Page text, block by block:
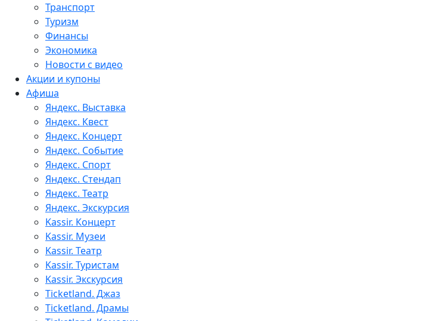
Транспорт
Туризм
Финансы
Экономика
Новости с видео
Акции и купоны
Афиша
Яндекс. Выставка
Яндекс. Квест
Яндекс. Концерт
Яндекс. Событие
Яндекс. Спорт
Яндекс. Стендап
Яндекс. Театр
Яндекс. Экскурсия
Kassir. Концерт
Kassir. Музеи
Kassir. Театр
Kassir. Туристам
Kassir. Экскурсия
Ticketland. Джаз
Ticketland. Драмы